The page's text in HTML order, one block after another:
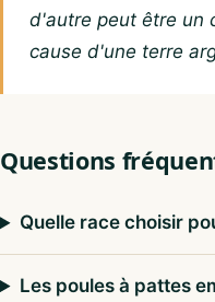
d'autre peut être un
cause d'une terre
Questions
Quelle race choisir
Les poules à pattes